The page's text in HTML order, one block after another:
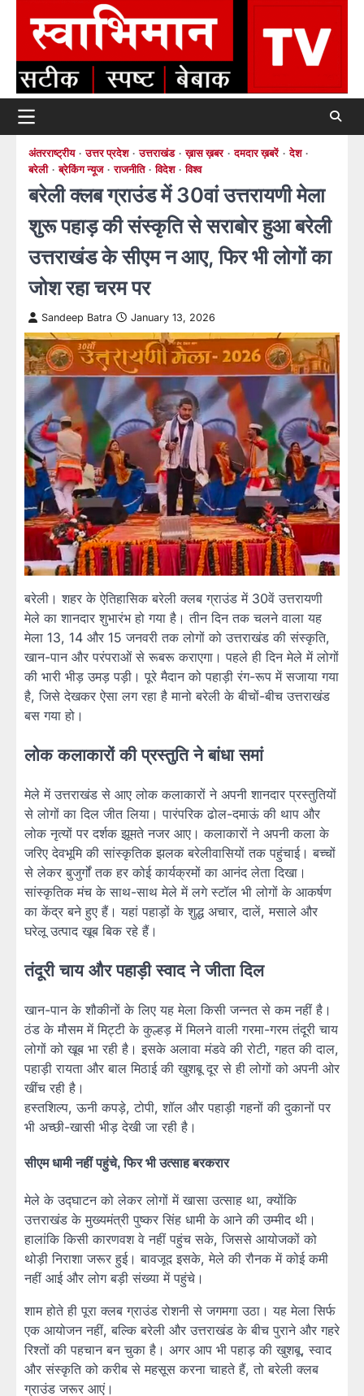
content
अंतरराष्ट्रीय उत्तर प्रदेश उत्तराखंड ख़ास ख़बर दमदार ख़बरें
देश
बरेली
ब्रेकिंग न्यूज राजनीति विदेश विश्व
बरेली क्लब ग्राउंड में 30वां उत्तरायणी मेला
शुरू पहाड़ की संस्कृति से सराबोर हुआ बरेली
उत्तराखंड के सीएम न आए, फिर भी लोगों का
जोश रहा चरम पर
Sandeep Batra January 13, 2026
बरेली। शहर के ऐतिहासिक बरेली क्लब ग्राउंड में 30वें उत्तरायणी
मेले का शानदार शुभारंभ हो गया है। तीन दिन तक चलने वाला यह
मेला 13, 14 और 15 जनवरी तक लोगों को उत्तराखंड की संस्कृति,
खान-पान और परंपराओं से रूबरू कराएगा। पहले ही दिन मेले में लोगों
की भारी भीड़ उमड़ पड़ी। पूरे मैदान को पहाड़ी रंग-रूप में सजाया गया
है, जिसे देखकर ऐसा लग रहा है मानो बरेली के बीचों-बीच उत्तराखंड
बस गया हो।
लोक कलाकारों की प्रस्तुति ने बांधा समां
मेले में उत्तराखंड से आए लोक कलाकारों ने अपनी शानदार प्रस्तुतियों
से लोगों का दिल जीत लिया। पारंपरिक ढोल-दमाऊं की थाप और
लोक नृत्यों पर दर्शक झूमते नजर आए। कलाकारों ने अपनी कला के
जरिए देवभूमि की सांस्कृतिक झलक बरेलीवासियों तक पहुंचाई। बच्चों
से लेकर बुजुर्गों तक हर कोई कार्यक्रमों का आनंद लेता दिखा।
सांस्कृतिक मंच के साथ-साथ मेले में लगे स्टॉल भी लोगों के आकर्षण
का केंद्र बने हुए हैं। यहां पहाड़ों के शुद्ध अचार, दालें, मसाले और
घरेलू उत्पाद खूब बिक रहे हैं।
तंदूरी चाय और पहाड़ी स्वाद ने जीता दिल
खान-पान के शौकीनों के लिए यह मेला किसी जन्नत से कम नहीं है।
ठंड के मौसम में मिट्टी के कुल्हड़ में मिलने वाली गरमा-गरम तंदूरी चाय
लोगों को खूब भा रही है। इसके अलावा मंडवे की रोटी, गहत की दाल,
पहाड़ी रायता और बाल मिठाई की खुशबू दूर से ही लोगों को अपनी ओर
खींच रही है।
हस्तशिल्प, ऊनी कपड़े, टोपी, शॉल और पहाड़ी गहनों की दुकानों पर
भी अच्छी-खासी भीड़ देखी जा रही है।
सीएम धामी नहीं पहुंचे, फिर भी उत्साह बरकरार
मेले के उद्घाटन को लेकर लोगों में खासा उत्साह था, क्योंकि
उत्तराखंड के मुख्यमंत्री पुष्कर सिंह धामी के आने की उम्मीद थी।
हालांकि किसी कारणवश वे नहीं पहुंच सके, जिससे आयोजकों को
थोड़ी निराशा जरूर हुई। बावजूद इसके, मेले की रौनक में कोई कमी
नहीं आई और लोग बड़ी संख्या में पहुंचे।
शाम होते ही पूरा क्लब ग्राउंड रोशनी से जगमगा उठा। यह मेला सिर्फ
एक आयोजन नहीं, बल्कि बरेली और उत्तराखंड के बीच पुराने और गहरे
रिश्तों की पहचान बन चुका है। अगर आप भी पहाड़ की खुशबू, स्वाद
और संस्कृति को करीब से महसूस करना चाहते हैं, तो बरेली क्लब
ग्राउंड जरूर आएं।